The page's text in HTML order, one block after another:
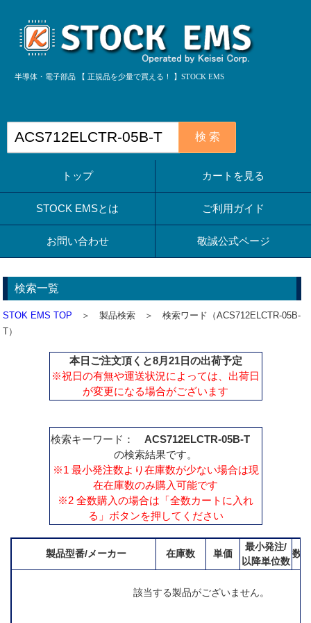
半導体・電子部品 【 正規品を少量で買える！ 】STOCK EMS
検 索
トップ カートを見る
STOCK EMSとは ご利用ガイド
お問い合わせ 敬誠公式ページ
検索一覧
STOK EMS TOP ＞ 製品検索 ＞ 検索ワード（ACS712ELCTR-05B-
T）
本日ご注文頂くと8月21日の出荷予定
※祝日の有無や運送状況によっては、出荷日
が変更になる場合がございます
検索キーワード：
ACS712ELCTR-05B-T
の検索結果です。
※1 最小発注数より在庫数が少ない場合は現
在在庫数のみ購入可能です
※2 全数購入の場合は「全数カートに入れ
る」ボタンを押してください
製品型番/メーカー 在庫数 単価
最小発注/
以降単位数
数
該当する製品がございません。